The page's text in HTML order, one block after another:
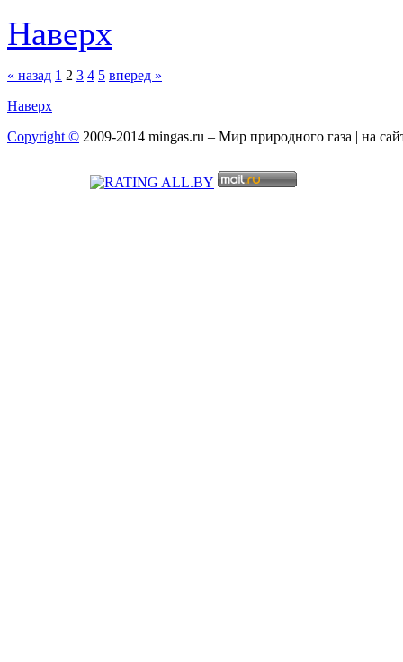
Наверх
« назад 1 2 3 4 5 вперед »
Наверх
Copyright © 2009-2014 mingas.ru – Мир природного газа | на